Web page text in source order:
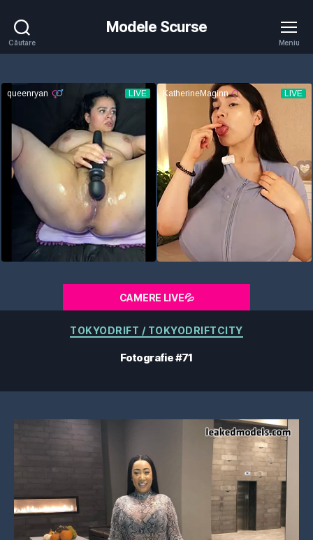
Căutare
Modele Scurse
Meniu
CAMERE LIVE💦
Categorii
TOKYODRIFT / TOKYODRIFTCITY
Fotografie #71